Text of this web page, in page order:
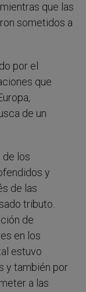
que las
sometidos a
por el
que
de un
de los
y
de las
tributo.
de
en los
estuvo
y también por
a las